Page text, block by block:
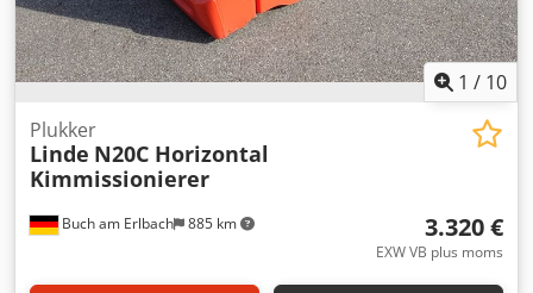
1 / 10
Buch am Erlbach 885 km
Plukker
Linde N20C Horizontal
Kimmissionierer
3.320 €
EXW VB plus moms